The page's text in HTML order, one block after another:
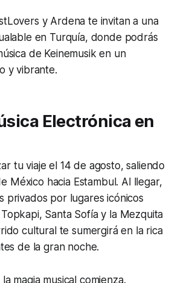
y Ardena te invitan a una
en Turquía, donde podrás
de Keinemusik en un
y vibrante.
Electrónica en
tu viaje el 14 de agosto, saliendo
México hacia Estambul. Al llegar,
privados por lugares icónicos
Santa Sofía y la Mezquita
cultural te sumergirá en la rica
de la gran noche.
magia musical comienza.